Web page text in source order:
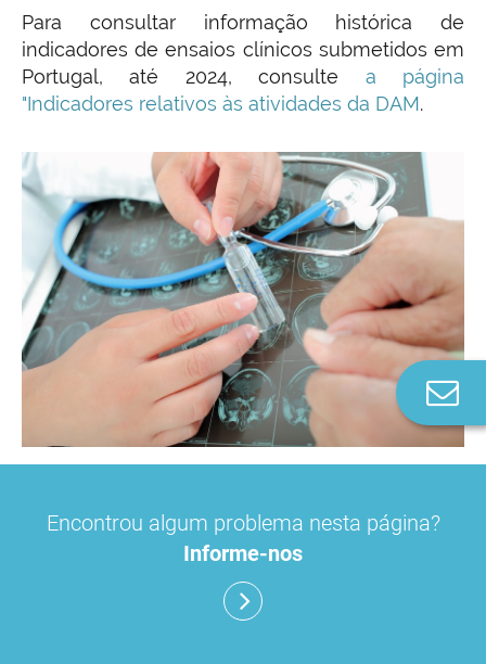
Para consultar informação histórica de
indicadores de ensaios clínicos submetidos em
Portugal, até 2024, consulte a página
"Indicadores relativos às atividades da DAM.
Encontrou algum problema nesta página?
Informe-nos